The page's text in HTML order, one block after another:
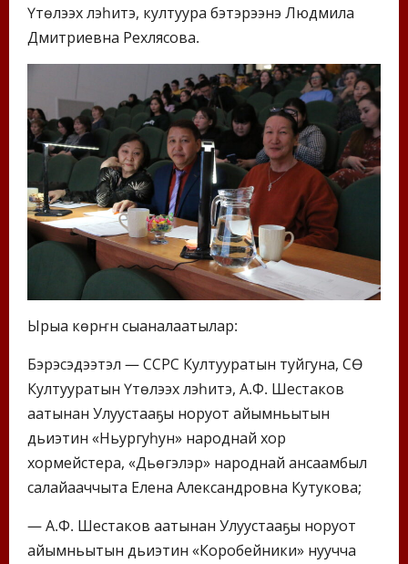
Үтүөлээх үлэһитэ, култуура бэтэрээнэ Людмила
Дмитриевна Рехлясова.
Ырыа көрүҥүн сыаналаатылар:
Бэрэсэдээтэл — ССРС Култууратын туйгуна, СӨ
Култууратын Үтүөлээх үлэһитэ, А.Ф. Шестаков
аатынан Улуустааҕы норуот айымньытын
дьиэтин «Ньургуһун» народнай хор
хормейстера, «Дьүөгэлэр» народнай ансаамбыл
салайааччыта Елена Александровна Кутукова;
— А.Ф. Шестаков аатынан Улуустааҕы норуот
айымньытын дьиэтин «Коробейники» нуучча